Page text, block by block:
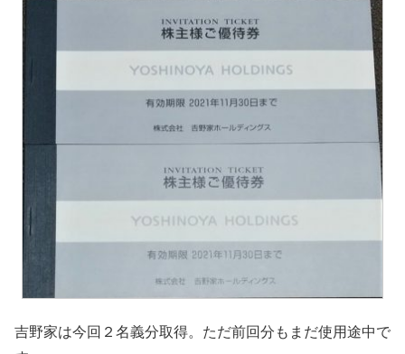
吉野家は今回２名義分取得。ただ前回分もまだ使用途中で